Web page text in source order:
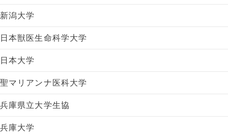
新潟大学
日本獣医生命科学大学
日本大学
聖マリアンナ医科大学
兵庫県立大学生協
兵庫大学